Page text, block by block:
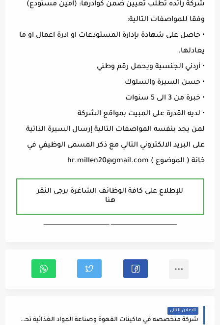
شركة رائده تطلب تعيين ضمن كوادرها: (امين مستودع)
وفقا للمواصفات التالية:
• حاصل على شهادة بإدارة المستودعات او ادرة اعمال او ما
يعادلها.
• أردني الجنسية ويحمل رقم وطني
• حسن السيرة والسلوك
• خبرة من 3 الى 5 سنوات
• لديه القدرة على المبيت بمواقع الشركة
لمن يجد بنفسه المواصفات التالية إرسال السيرة الذاتية
على البريد الالكتروني التالي مع ذكر المسمى الوظيفي في
خانة ( الموضوع ) hr.millen20@gmail.com
للإطلاع على كافة الوظائف الشاغرة يرجى النقر
هنا
ـــــــــــــــــــــــــــــــــــــــــــــــــــــــــــــــــــ ـــــــــــــــــــــــــــــــــــــــــــــــــــــــــــــــــــ
الاعلان التالي
شركة متخصصه في ماكينات القهوة وصناعة المواد الغذائية تحتاج لموظف ضابط جوده بالشروط التالية